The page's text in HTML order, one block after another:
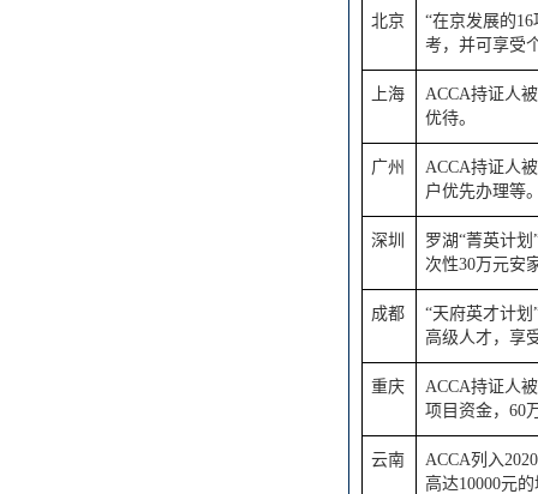
北京
“在京发展的
考，并可享受
上海
ACCA持证人
优待。
广州
ACCA持证人
户优先办理等
深圳
罗湖“菁英计
次性30万元安
成都
“天府英才计
高级人才，享
重庆
ACCA持证人
项目资金，60
云南
ACCA列入
高达10000元